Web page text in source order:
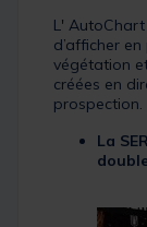
L'
d’afficher
végétation
créées en
prospection.
La